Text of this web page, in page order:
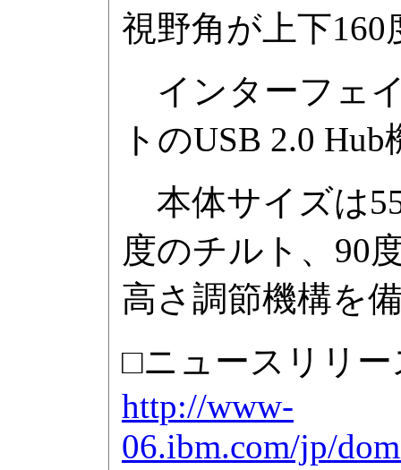
視野角が上下160
インターフェ
トのUSB 2.0
本体サイズは
度のチルト、90
高さ調節機構を
□ニュースリリー
http://www-
06.ibm.com/jp/